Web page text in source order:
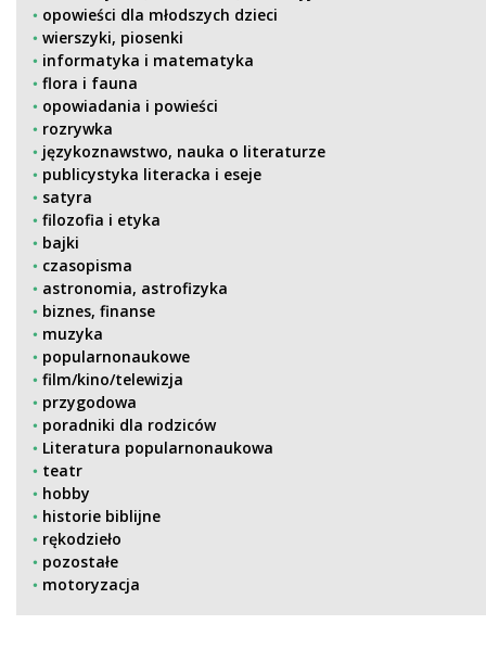
opowieści dla młodszych dzieci
wierszyki, piosenki
informatyka i matematyka
flora i fauna
opowiadania i powieści
rozrywka
językoznawstwo, nauka o literaturze
publicystyka literacka i eseje
satyra
filozofia i etyka
bajki
czasopisma
astronomia, astrofizyka
biznes, finanse
muzyka
popularnonaukowe
film/kino/telewizja
przygodowa
poradniki dla rodziców
Literatura popularnonaukowa
teatr
hobby
historie biblijne
rękodzieło
pozostałe
motoryzacja